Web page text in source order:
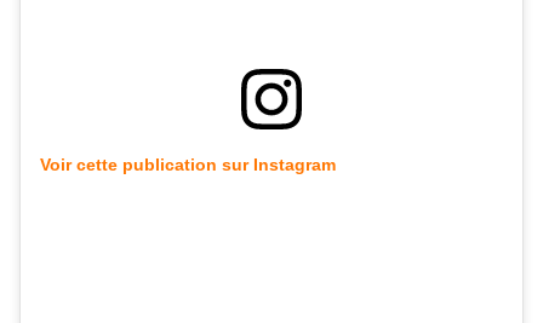
Voir cette publication sur Instagram